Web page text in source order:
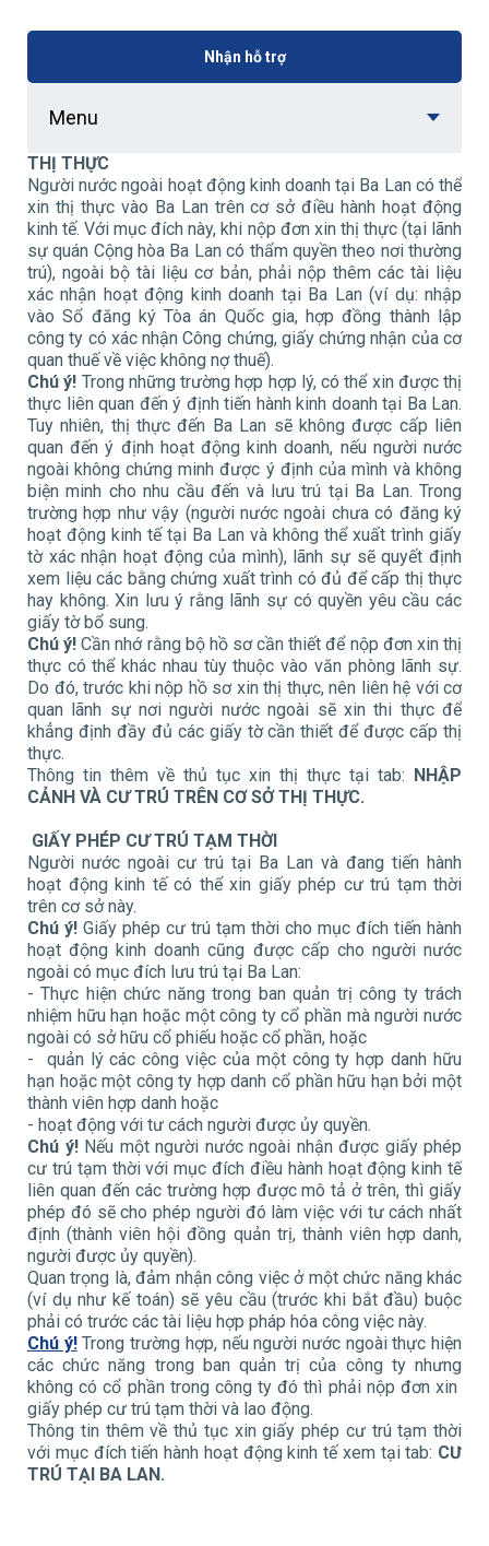
Nhận hỗ trợ
Menu
THỊ THỰC
Người nước ngoài hoạt động kinh doanh tại Ba Lan có thể
xin thị thực vào Ba Lan trên cơ sở điều hành hoạt động
kinh tế. Với mục đích này, khi nộp đơn xin thị thực (tại lãnh
sự quán Cộng hòa Ba Lan có thẩm quyền theo nơi thường
trú), ngoài bộ tài liệu cơ bản, phải nộp thêm các tài liệu
xác nhận hoạt động kinh doanh tại Ba Lan (ví dụ: nhập
vào Sổ đăng ký Tòa án Quốc gia, hợp đồng thành lập
công ty có xác nhận Công chứng, giấy chứng nhận của cơ
quan thuế về việc không nợ thuế).
Chú ý! Trong những trường hợp hợp lý, có thể xin được thị
thực liên quan đến ý định tiến hành kinh doanh tại Ba Lan.
Tuy nhiên, thị thực đến Ba Lan sẽ không được cấp liên
quan đến ý định hoạt động kinh doanh, nếu người nước
ngoài không chứng minh được ý định của mình và không
biện minh cho nhu cầu đến và lưu trú tại Ba Lan. Trong
trường hợp như vậy (người nước ngoài chưa có đăng ký
hoạt động kinh tế tại Ba Lan và không thể xuất trình giấy
tờ xác nhận hoạt động của mình), lãnh sự sẽ quyết định
xem liệu các bằng chứng xuất trình có đủ để cấp thị thực
hay không. Xin lưu ý rằng lãnh sự có quyền yêu cầu các
giấy tờ bổ sung.
Chú ý! Cần nhớ rằng bộ hồ sơ cần thiết để nộp đơn xin thị
thực có thể khác nhau tùy thuộc vào văn phòng lãnh sự.
Do đó, trước khi nộp hồ sơ xin thị thực, nên liên hệ với cơ
quan lãnh sự nơi người nước ngoài sẽ xin thi thực để
khẳng định đầy đủ các giấy tờ cần thiết để được cấp thị
thực.
Thông tin thêm về thủ tục xin thị thực tại tab: NHẬP
CẢNH VÀ CƯ TRÚ TRÊN CƠ SỞ THỊ THỰC.
GIẤY PHÉP CƯ TRÚ TẠM THỜI
Người nước ngoài cư trú tại Ba Lan và đang tiến hành
hoạt động kinh tế có thể xin giấy phép cư trú tạm thời
trên cơ sở này.
Chú ý! Giấy phép cư trú tạm thời cho mục đích tiến hành
hoạt động kinh doanh cũng được cấp cho người nước
ngoài có mục đích lưu trú tại Ba Lan:
- Thực hiện chức năng trong ban quản trị công ty trách
nhiệm hữu hạn hoặc một công ty cổ phần mà người nước
ngoài có sở hữu cổ phiếu hoặc cổ phần, hoặc
- quản lý các công việc của một công ty hợp danh hữu
hạn hoặc một công ty hợp danh cổ phần hữu hạn bởi một
thành viên hợp danh hoặc
- hoạt động với tư cách người được ủy quyền.
Chú ý!Nếu một người nước ngoài nhận được giấy phép
cư trú tạm thời với mục đích điều hành hoạt động kinh tế
liên quan đến các trường hợp được mô tả ở trên, thì giấy
phép đó sẽ cho phép người đó làm việc với tư cách nhất
định (thành viên hội đồng quản trị, thành viên hợp danh,
người được ủy quyền).
Quan trọng là, đảm nhận công việc ở một chức năng khác
(ví dụ như kế toán) sẽ yêu cầu (trước khi bắt đầu) buộc
phải có trước các tài liệu hợp pháp hóa công việc này.
Chú ý!Trong trường hợp, nếu người nước ngoài thực hiện
các chức năng trong ban quản trị của công ty nhưng
không có cổ phần trong công ty đó thì phải nộp đơn xin
giấy phép cư trú tạm thời và lao động.
Thông tin thêm về thủ tục xin giấy phép cư trú tạm thời
với mục đích tiến hành hoạt động kinh tế xem tại tab: CƯ
TRÚ TẠI BA LAN.